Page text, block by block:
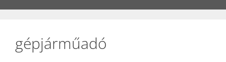
gépjárműadó